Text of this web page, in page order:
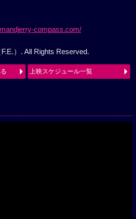
compass.com/
）. All Rights Reserved.
上映スケジュール一覧